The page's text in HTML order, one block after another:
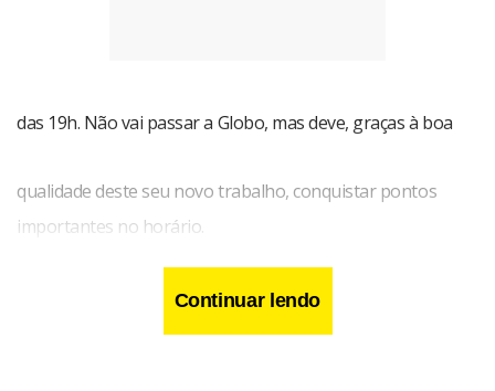
das 19h. Não vai passar a Globo, mas deve, graças à boa
qualidade deste seu novo trabalho, conquistar pontos
importantes no horário.
Continuar lendo